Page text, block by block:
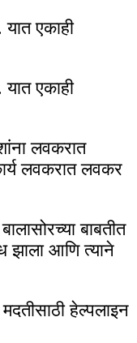
एकाही
एकाही
लवकरात
लवकरात लवकर
बाबतीत
झाला आणि त्याने
हेल्पलाइन